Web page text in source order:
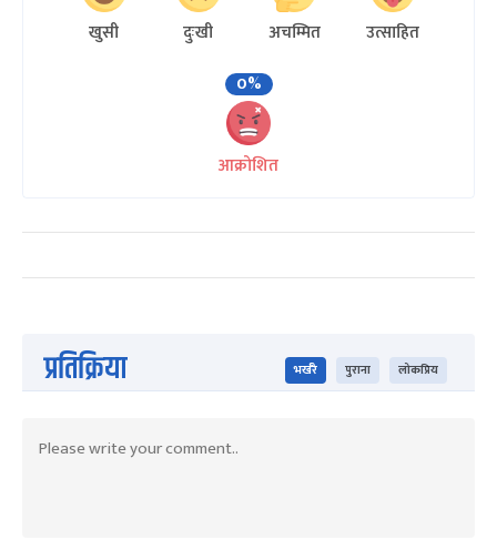
खुसी दुःखी अचम्मित
उत्साहित
0%
आक्रोशित
प्रतिक्रिया भर्खरै पुराना लोकप्रिय